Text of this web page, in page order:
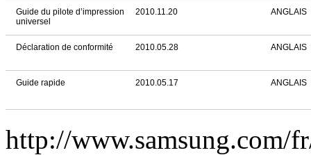
Guide du pilote d’impression
universel
2010.11.20 ANGLAIS
Déclaration de conformité 2010.05.28 ANGLAIS
Guide rapide 2010.05.17 ANGLAIS
http://www.samsung.com/